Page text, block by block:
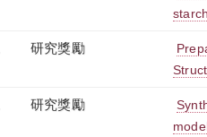
研究獎勵
研究獎勵